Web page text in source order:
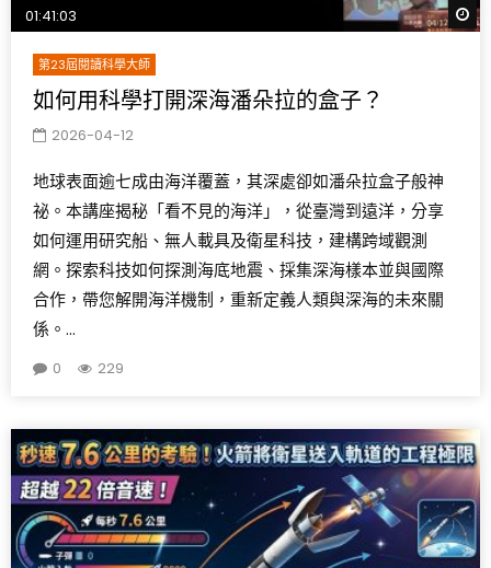
01:41:03
第23屆閱讀科學大師
如何用科學打開深海潘朵拉的盒子？
2026-04-12
地球表面逾七成由海洋覆蓋，其深處卻如潘朵拉盒子般神
祕。本講座揭秘「看不見的海洋」，從臺灣到遠洋，分享
如何運用研究船、無人載具及衛星科技，建構跨域觀測
網。探索科技如何探測海底地震、採集深海樣本並與國際
合作，帶您解開海洋機制，重新定義人類與深海的未來關
係。...
0 229